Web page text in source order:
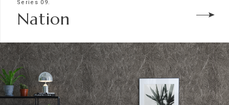
Series 09.
Nation